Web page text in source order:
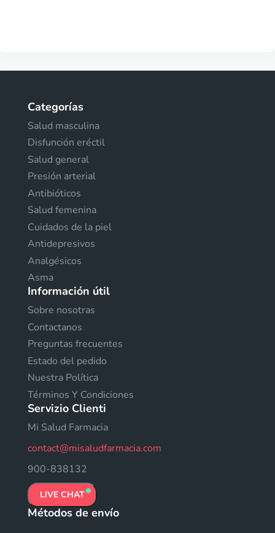
Categorías
Salud masculina
Disfunción eréctil
Salud general
Presión arterial
Antibióticos
Salud femenina
Cuidados de la piel
Antidepresivos
Analgésicos
Asma
Información útil
Sobre nosotras
Contactanos
Preguntas frecuentes
Estado del pedido
Nuestra Política
Términos Y Condiciones
Servizio Clienti
Mi Salud Farmacia
contact@misaludfarmacia.com
900-838132
LIVE CHAT
Métodos de envío